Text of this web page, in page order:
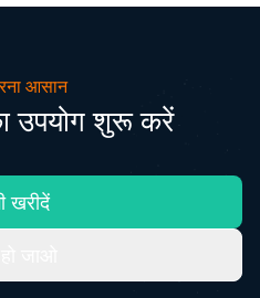
आसान
उपयोग शुरू करें
खरीदें